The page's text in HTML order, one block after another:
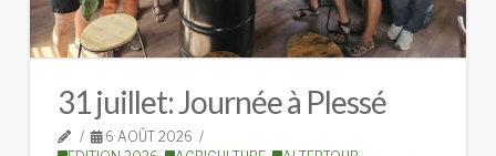
31 juillet: Journée à Plessé
6 AOÛT 2026